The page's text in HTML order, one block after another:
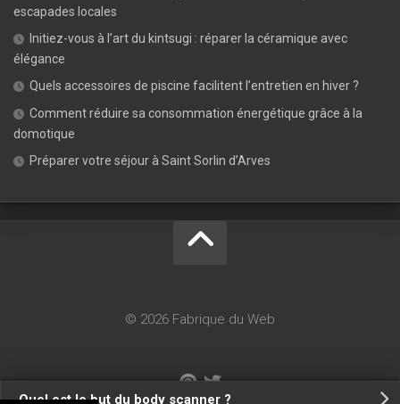
Quel est le but du body scanner ?
escapades locales
Initiez-vous à l’art du kintsugi : réparer la céramique avec
élégance
Quels accessoires de piscine facilitent l’entretien en hiver ?
Comment réduire sa consommation énergétique grâce à la
domotique
Préparer votre séjour à Saint Sorlin d’Arves
© 2026 Fabrique du Web